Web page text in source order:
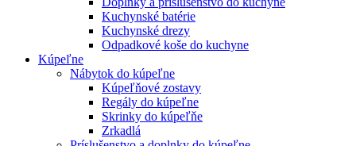
Kuchynské batérie
Kuchynské drezy
Odpadkové koše do kuchyne
Kúpeľne
Nábytok do kúpeľne
Kúpeľňové zostavy
Regály do kúpeľne
Skrinky do kúpeľňe
Zrkadlá